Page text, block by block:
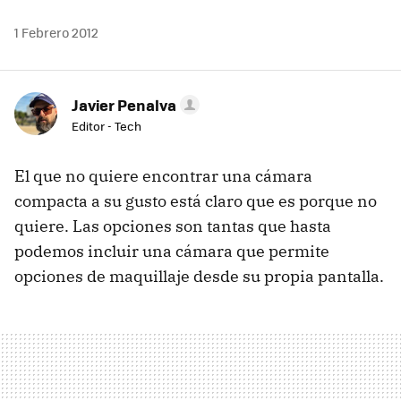
1 Febrero 2012
Javier Penalva
Editor - Tech
El que no quiere encontrar una cámara
compacta a su gusto está claro que es porque no
quiere. Las opciones son tantas que hasta
podemos incluir una cámara que permite
opciones de maquillaje desde su propia pantalla.